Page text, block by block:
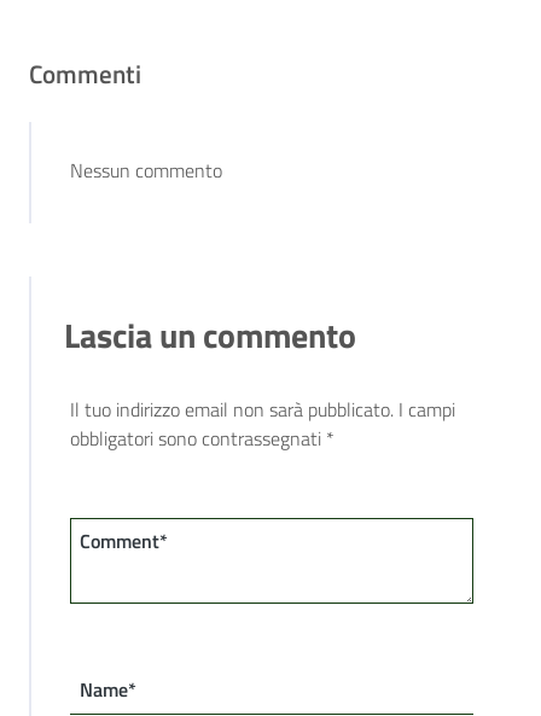
Commenti
Nessun commento
Lascia un commento
Il tuo indirizzo email non sarà pubblicato. I campi
obbligatori sono contrassegnati *
Comment*
Name*